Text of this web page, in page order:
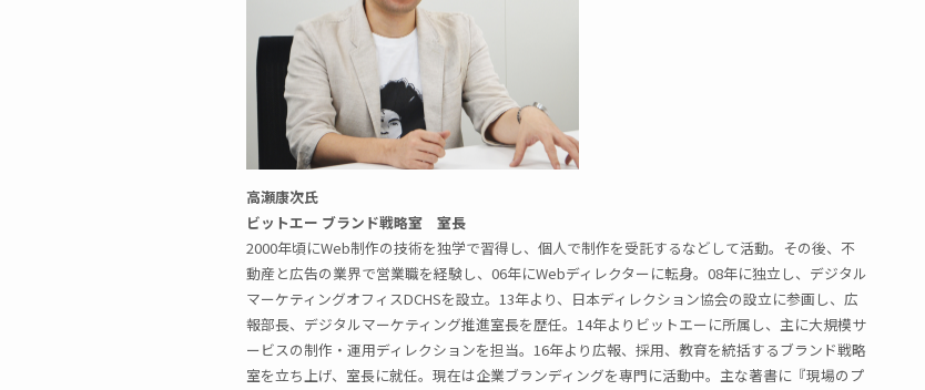
高瀬康次氏
ビットエー ブランド戦略室 室長
2000年頃にWeb制作の技術を独学で習得し、個人で制作を受託するなどして活動。その後、不
動産と広告の業界で営業職を経験し、06年にWebディレクターに転身。08年に独立し、デジタル
マーケティングオフィスDCHSを設立。13年より、日本ディレクション協会の設立に参画し、広
報部長、デジタルマーケティング推進室長を歴任。14年よりビットエーに所属し、主に大規模サ
ービスの制作・運用ディレクションを担当。16年より広報、採用、教育を統括するブランド戦略
室を立ち上げ、室長に就任。現在は企業ブランディングを専門に活動中。主な著書に『現場のプ